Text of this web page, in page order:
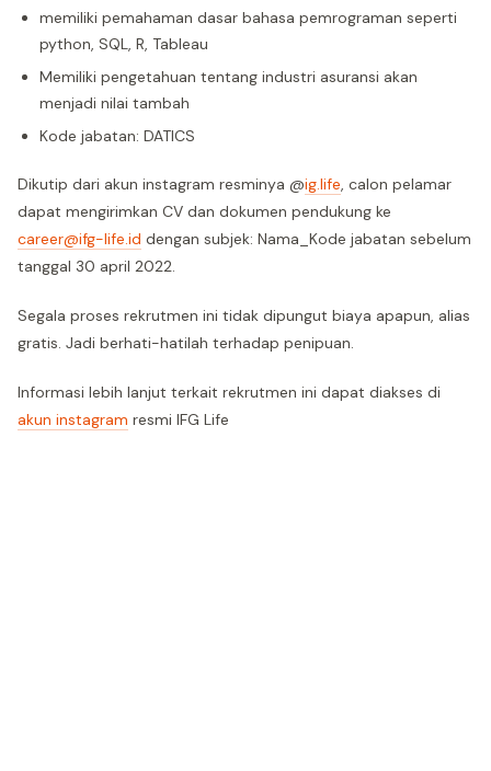
memiliki pemahaman dasar bahasa pemrograman seperti
python, SQL, R, Tableau
Memiliki pengetahuan tentang industri asuransi akan
menjadi nilai tambah
Kode jabatan: DATICS
Dikutip dari akun instagram resminya @ig.life, calon pelamar
dapat mengirimkan CV dan dokumen pendukung ke
career@ifg-life.id dengan subjek: Nama_Kode jabatan sebelum
tanggal 30 april 2022.
Segala proses rekrutmen ini tidak dipungut biaya apapun, alias
gratis. Jadi berhati-hatilah terhadap penipuan.
Informasi lebih lanjut terkait rekrutmen ini dapat diakses di
akun instagram resmi IFG Life